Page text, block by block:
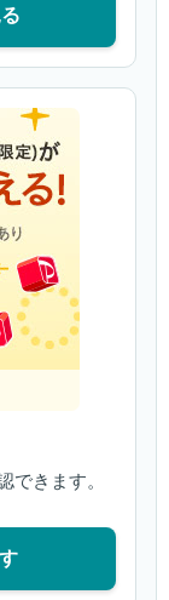
できます。